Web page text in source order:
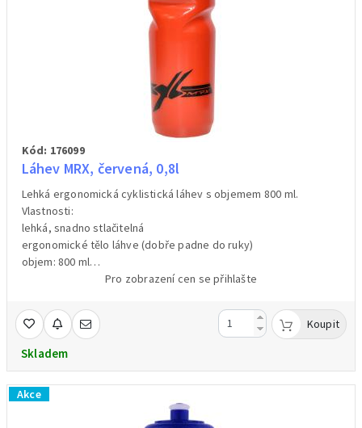
Kód: 176099
Láhev MRX, červená, 0,8l
Lehká ergonomická cyklistická láhev s objemem 800 ml.
Vlastnosti:
lehká, snadno stlačitelná
ergonomické tělo láhve (dobře padne do ruky)
objem: 800 ml
materiál: potravinářský polyethylen (PE)
Pro zobrazení cen se přihlašte
Skladem
Koupit
Akce